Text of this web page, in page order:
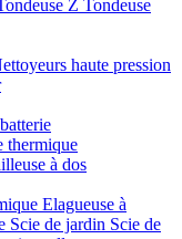
Z Tondeuse
haute pression
thermique
à dos
Elagueuse à
Scie de jardin Scie de